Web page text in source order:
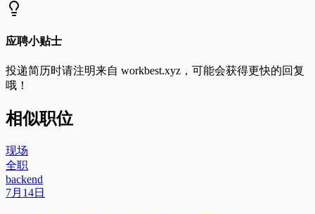
应聘小贴士
投递简历时请注明来自 workbest.xyz ，可能会获得更快的回复
哦！
相似职位
现场
全职
backend
7月14日